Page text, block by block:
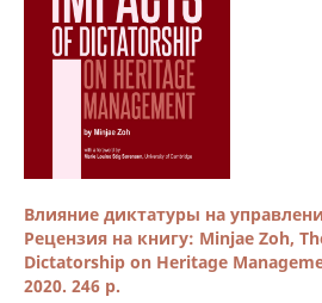
Влияние диктатуры на
Рецензия на книгу: Minjae Zoh,
Dictatorship on Heritage
2020. 246 p.